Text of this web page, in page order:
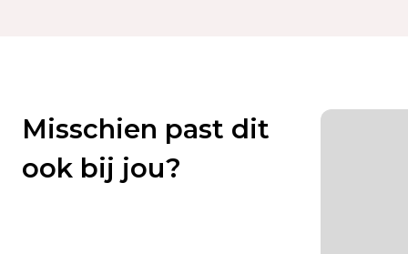
Misschien past dit
ook bij jou?